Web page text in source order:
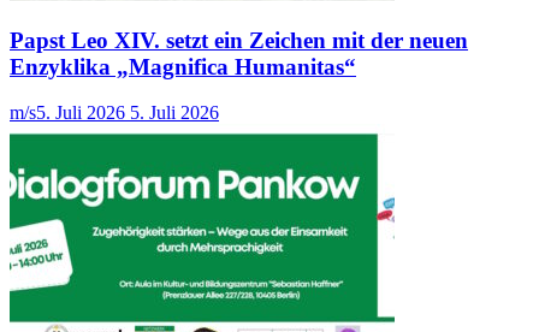
Papst Leo XIV. setzt ein Zeichen mit der neuen
Enzyklika „Magnifica Humanitas“
m/s5. Juli 2026 5. Juli 2026